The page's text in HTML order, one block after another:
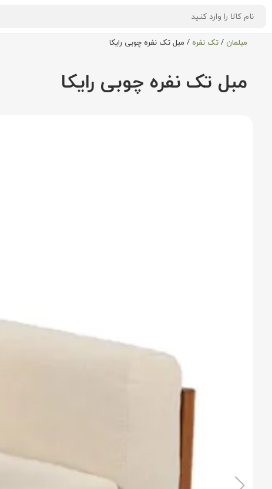
مبلمان / تک نفره / مبل تک نفره چوبی رایکا
مبل تک نفره چوبی رایکا